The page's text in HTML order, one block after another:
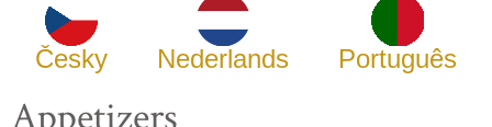
Česky Nederlands Português